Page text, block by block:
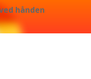
hånden